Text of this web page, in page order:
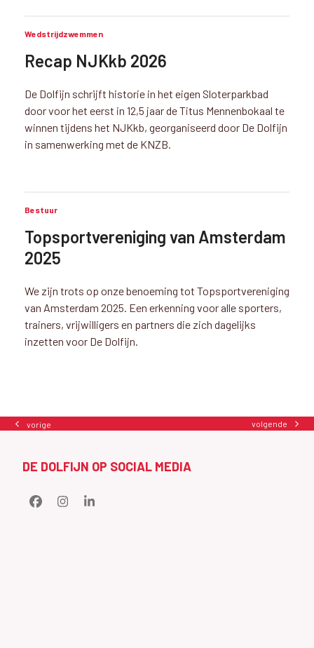
Wedstrijdzwemmen
Recap NJKkb 2026
De Dolfijn schrijft historie in het eigen Sloterparkbad
door voor het eerst in 12,5 jaar de Titus Mennenbokaal te
winnen tijdens het NJKkb, georganiseerd door De Dolfijn
in samenwerking met de KNZB.
Bestuur
Topsportvereniging van Amsterdam
2025
We zijn trots op onze benoeming tot Topsportvereniging
van Amsterdam 2025. Een erkenning voor alle sporters,
trainers, vrijwilligers en partners die zich dagelijks
inzetten voor De Dolfijn.
previous
vorige
next
volgende
DE DOLFIJN OP SOCIAL MEDIA
FacebookInstagramLinkedIn